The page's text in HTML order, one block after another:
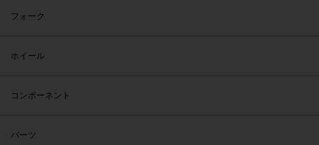
フォーク
ホイール
コンポーネント
パーツ